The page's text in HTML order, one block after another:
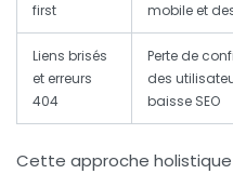
first
mobile et
Liens brisés
et erreurs
404
Perte de
des
baisse SEO
Cette approche holistique